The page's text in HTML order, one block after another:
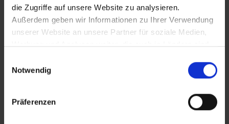
die Zugriffe auf unsere Website zu analysieren.
Außerdem geben wir Informationen zu Ihrer Verwendung
unserer Website an unsere Partner für soziale Medien,
Werbung und Analysen weiter, die auch in Ländern sind,
gegeben ist, und in denen Sie Ihre Rechte uU nicht
effektiv durchsetzen können. Unsere Partner führen
diese Informationen möglicherweise mit weiteren Daten
zusammen, die Sie ihnen bereitgestellt haben oder die
Notwendig
Präferenzen
25.11.1425
Massaker bei der Eroberung von Retz
durch die Hussiten (über 1000 Tote)